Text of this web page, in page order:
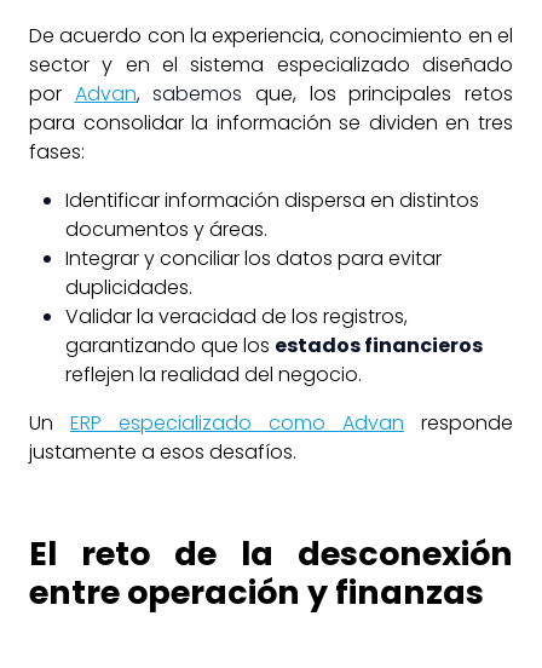
De acuerdo con la experiencia, conocimiento en el
sector y en el sistema especializado diseñado
por Advan, sabemos que, los principales retos
para consolidar la información se dividen en tres
fases:
Identificar información dispersa en distintos
documentos y áreas.
Integrar y conciliar los datos para evitar
duplicidades.
Validar la veracidad de los registros,
garantizando que los estados financieros
reflejen la realidad del negocio.
Un ERP especializado como Advan responde
justamente a esos desafíos.
El reto de la desconexión
entre operación y finanzas